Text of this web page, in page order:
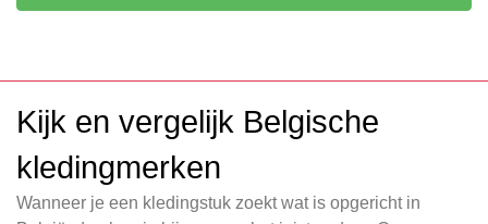
Kijk en vergelijk Belgische
kledingmerken
Wanneer je een kledingstuk zoekt wat is opgericht in